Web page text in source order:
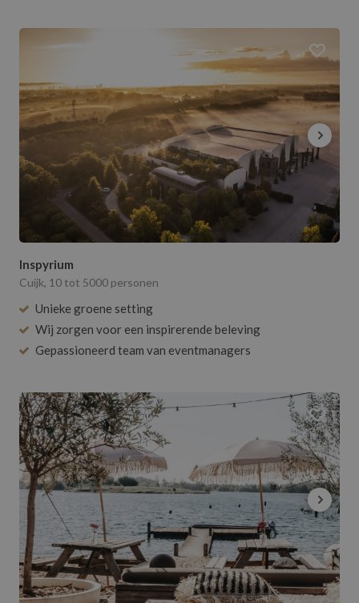
Inspyrium
Cuijk, 10 tot 5000 personen
Unieke groene setting
Wij zorgen voor een inspirerende beleving
Gepassioneerd team van eventmanagers